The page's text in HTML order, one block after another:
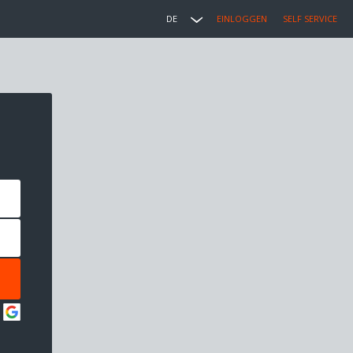
DE EINLOGGEN SELF SERVICE